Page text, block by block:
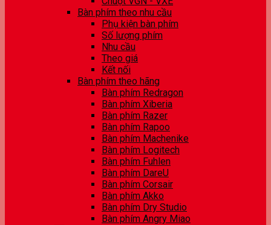
Bàn phím theo nhu cầu
Phụ kiện bàn phím
Số lượng phím
Nhu cầu
Theo giá
Kết nối
Bàn phím theo hãng
Bàn phím Redragon
Bàn phím Xiberia
Bàn phím Razer
Bàn phím Rapoo
Bàn phím Machenike
Bàn phím Logitech
Bàn phím Fuhlen
Bàn phím DareU
Bàn phím Corsair
Bàn phím Akko
Bàn phím Dry Studio
Bàn phím Angry Miao